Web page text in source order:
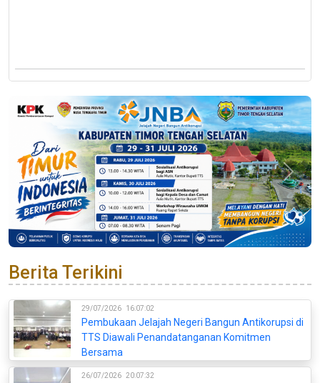
Previous Next
Berita Terikini
29/07/2026 16:07:02
Pembukaan Jelajah Negeri Bangun Antikorupsi di
TTS Diawali Penandatanganan Komitmen
Bersama
26/07/2026 20:07:32